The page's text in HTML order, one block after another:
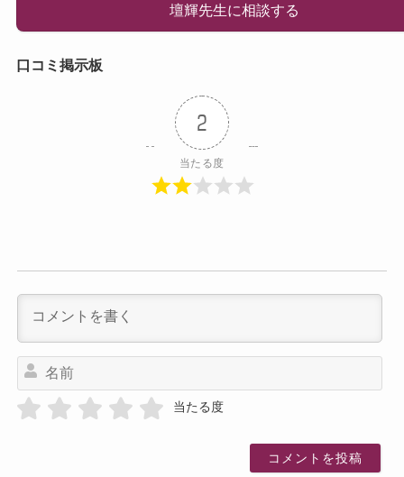
壇輝先生に相談する
口コミ掲示板
2
当たる度
当たる度